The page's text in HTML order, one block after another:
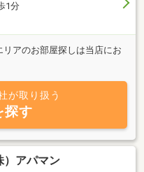
1分
アのお部屋探しは当店にお
が取り扱う
探す
アパマン